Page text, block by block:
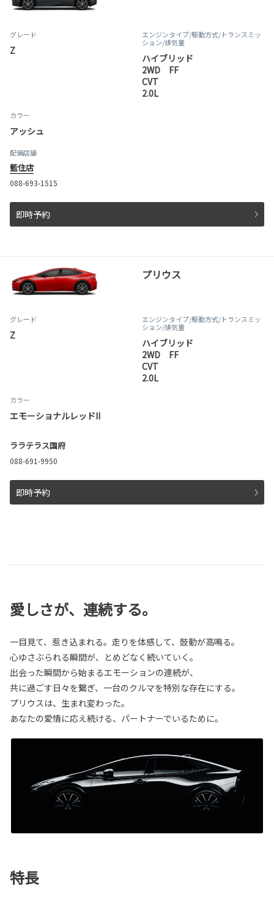
グレード
Z
エンジンタイプ/駆動方式/トランスミッ
ション/排気量
ハイブリッド
2WD FF
CVT
2.0L
カラー
アッシュ
配備店舗
藍住店
088-693-1515
即時予約
プリウス
グレード
Z
エンジンタイプ/駆動方式/トランスミッ
ション/排気量
ハイブリッド
2WD FF
CVT
2.0L
カラー
エモーショナルレッドII
ララテラス国府
088-691-9950
即時予約
愛しさが、連続する。
一目見て、惹き込まれる。走りを体感して、鼓動が高鳴る。
心ゆさぶられる瞬間が、とめどなく続いていく。
出会った瞬間から始まるエモーションの連続が、
共に過ごす日々を繋ぎ、一台のクルマを特別な存在にする。
プリウスは、生まれ変わった。
あなたの愛情に応え続ける、パートナーでいるために。
特長